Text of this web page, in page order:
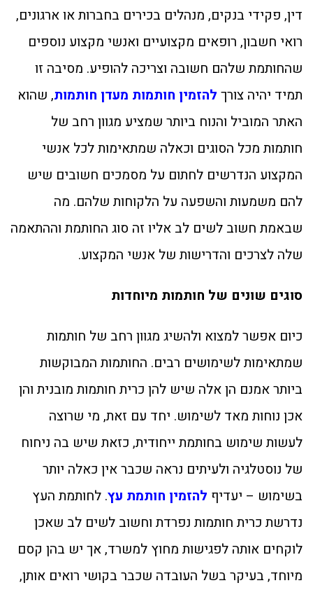
דין, פקידי בנקים, מנהלים בכירים בחברות או ארגונים,
רואי חשבון, רופאים מקצועיים ואנשי מקצוע נוספים
שהחותמת שלהם חשובה וצריכה להופיע. מסיבה זו
תמיד יהיה צורך להזמין חותמות מעדן חותמות, שהוא
האתר המוביל והנוח ביותר שמציע מגוון רחב של
חותמות מכל הסוגים וכאלה שמתאימות לכל אנשי
המקצוע הנדרשים לחתום על מסמכים חשובים שיש
להם משמעות והשפעה על הלקוחות שלהם. מה
שבאמת חשוב לשים לב אליו זה סוג החותמת וההתאמה
שלה לצרכים והדרישות של אנשי המקצוע.
סוגים שונים של חותמות מיוחדות
כיום אפשר למצוא ולהשיג מגוון רחב של חותמות
שמתאימות לשימושים רבים. החותמות המבוקשות
ביותר אמנם הן אלה שיש להן כרית חותמות מובנית והן
אכן נוחות מאד לשימוש. יחד עם זאת, מי שרוצה
לעשות שימוש בחותמת ייחודית, כזאת שיש בה ניחוח
של נוסטלגיה ולעיתים נראה שכבר אין כאלה יותר
בשימוש – יעדיף להזמין חותמת עץ. לחותמת העץ
נדרשת כרית חותמות נפרדת וחשוב לשים לב שאכן
לוקחים אותה לפגישות מחוץ למשרד, אך יש בהן קסם
מיוחד, בעיקר בשל העובדה שכבר בקושי רואים אותן,